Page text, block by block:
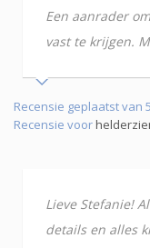
Een aanrader
vast te krijgen.
Recensie geplaatst van 5
Recensie voor
Lieve Stefanie!
details en alles